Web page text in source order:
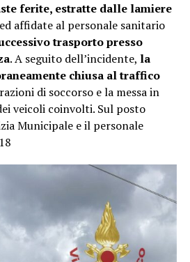
ferite, estratte dalle lamiere
ed affidate al personale sanitario
trasporto presso
. A seguito dell’incidente, la
chiusa al traffico
di soccorso e la messa in
veicoli coinvolti. Sul posto
Municipale e il personale